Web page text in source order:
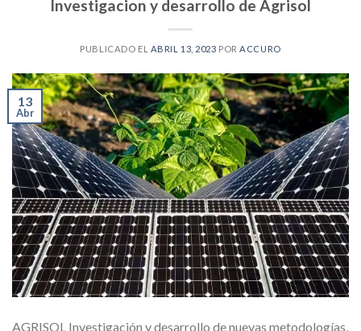
Investigacion y desarrollo de Agrisol
PUBLICADO EL ABRIL 13, 2023 PORACCURO
13
Abr
AGRISOL Investigación y desarrollo de nuevas metodologías,